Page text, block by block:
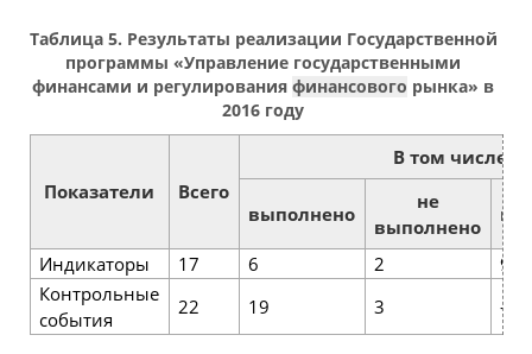
Таблица 5. Результаты реализации Государственной
программы «Управление государственными
финансами и регулирования финансового рынка» в
2016 году
Показатели Всего
В том числе
выполнено
не
выполнено
Индикаторы 17 6 2
9
Контрольные
события
22 19 3 -